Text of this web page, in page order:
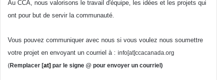
Au CCA, nous valorisons le travail d'équipe, les idées et les projets qui
ont pour but de servir la communauté.
Vous pouvez communiquer avec nous si vous voulez nous soumettre
votre projet en envoyant un courriel à: info[at]ccacanada.org
(Remplacer [at] par le signe @ pour envoyer un courriel )